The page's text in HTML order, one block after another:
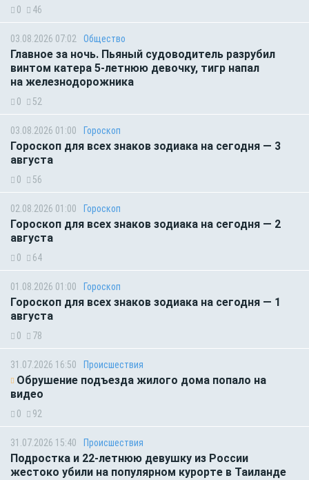
0 46
03.08.2026 07:02 Общество
Главное за ночь. Пьяный судоводитель разрубил
винтом катера 5-летнюю девочку, тигр напал
на железнодорожника
0 52
03.08.2026 01:00 Гороскоп
Гороскоп для всех знаков зодиака на сегодня — 3
августа
0 56
02.08.2026 01:00 Гороскоп
Гороскоп для всех знаков зодиака на сегодня — 2
августа
0 64
01.08.2026 01:00 Гороскоп
Гороскоп для всех знаков зодиака на сегодня — 1
августа
0 78
31.07.2026 16:50 Происшествия
Обрушение подъезда жилого дома попало на
видео
0 92
31.07.2026 15:40 Происшествия
Подростка и 22-летнюю девушку из России
жестоко убили на популярном курорте в Таиланде